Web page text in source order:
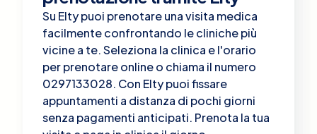
Su Elty puoi prenotare una visita medica
facilmente confrontando le cliniche più
vicine a te. Seleziona la clinica e l'orario
per prenotare online o chiama il numero
0297133028. Con Elty puoi fissare
appuntamenti a distanza di pochi giorni
senza pagamenti anticipati. Prenota la tua